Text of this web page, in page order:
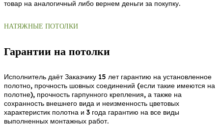
товар на аналогичный либо вернем деньги за покупку.
НАТЯЖНЫЕ ПОТОЛКИ
Гарантии на потолки
Исполнитель даёт Заказчику 15 лет гарантию на установленное
полотно, прочность шовных соединений (если такие имеются на
полотне), прочность гарпунного крепления, а также на
сохранность внешнего вида и неизменность цветовых
характеристик полотна и 3 года гарантию на все виды
выполненных монтажных работ.